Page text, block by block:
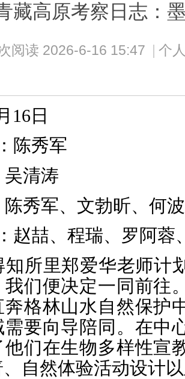
藏高原考察日志：
阅读 2026-6-16 15:47
个
16日
陈秀军
清涛
秀军、文勃昕、何波
赵喆、 程瑞、罗阿蓉
知所里郑爱华老师计
我们便决定一同前往
奔格林山水自然保护
需要向导陪同。在中
他们在生物多样性宣
自然体验活动设计